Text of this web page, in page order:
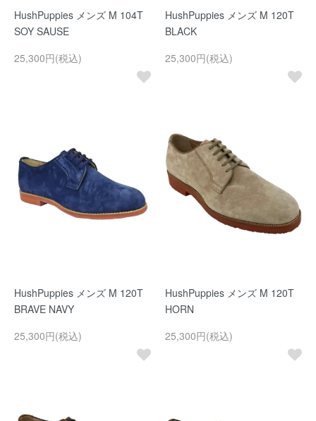
HushPuppies メンズ M 104T
SOY SAUSE
25,300円(税込)
HushPuppies メンズ M 120T
BLACK
25,300円(税込)
HushPuppies メンズ M 120T
BRAVE NAVY
25,300円(税込)
HushPuppies メンズ M 120T
HORN
25,300円(税込)